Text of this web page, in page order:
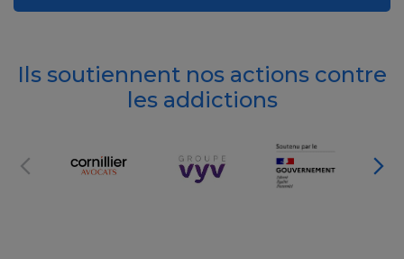
Ils soutiennent nos actions contre
les addictions